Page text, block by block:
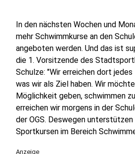
In den nächsten Wochen und
mehr Schwimmkurse an den
angeboten werden. Und das ist
die 1. Vorsitzende des
Schulze: "Wir erreichen dort jedes
was wir als Ziel haben. Wir
Möglichkeit geben, schwimmen
erreichen wir morgens in der
der OGS. Deswegen
Sportkursen im Bereich
Anzeige